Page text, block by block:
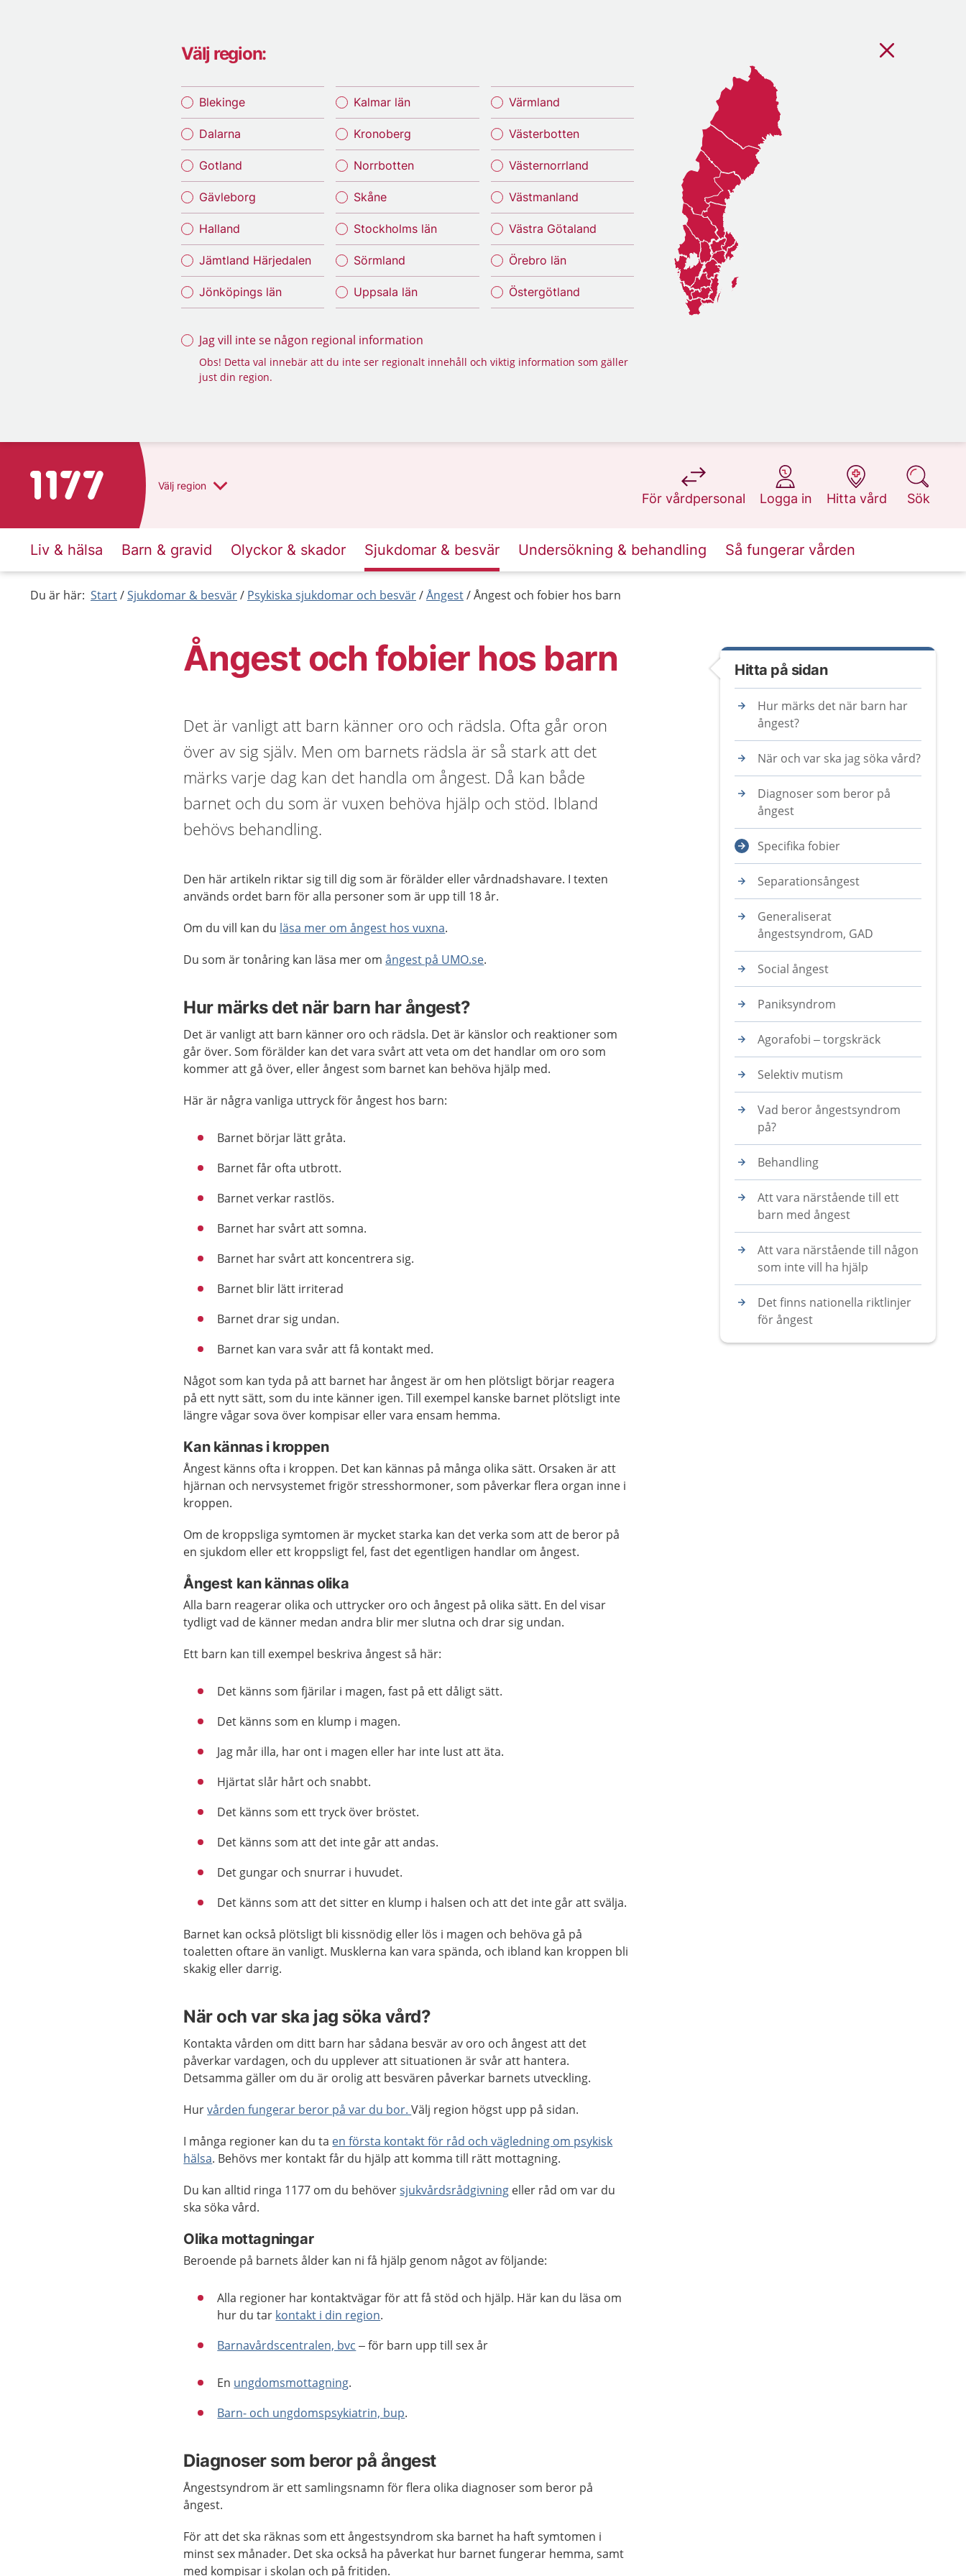
Välj region:
Blekinge
Dalarna
Gotland
Gävleborg
Halland
Jämtland Härjedalen
Jönköpings län
Kalmar län
Kronoberg
Norrbotten
Skåne
Stockholms län
Sörmland
Uppsala län
Värmland
Västerbotten
Västernorrland
Västmanland
Västra Götaland
Örebro län
Östergötland
Jag vill inte se någon regional information
Obs! Detta val innebär att du inte ser regionalt innehåll och viktig information som gäller
just din region.
Till startsidan för 1177 Välj region
För vårdpersonal
på 1177.se
Logga in
på 1177.se
Hitta vård
på 1177.se
Sök
på 1177.se
Liv & hälsa Barn & gravid Olyckor & skador Sjukdomar & besvär Undersökning & behandling Så fungerar vården
Du är här: Start Sjukdomar & besvär Psykiska sjukdomar och besvär Ångest Ångest och fobier hos barn
Ångest och fobier hos barn
Det är vanligt att barn känner oro och rädsla. Ofta går oron
över av sig själv. Men om barnets rädsla är så stark att det
märks varje dag kan det handla om ångest. Då kan både
barnet och du som är vuxen behöva hjälp och stöd. Ibland
behövs behandling.
Den här artikeln riktar sig till dig som är förälder eller vårdnadshavare. I texten
används ordet barn för alla personer som är upp till 18 år.
Om du vill kan du läsa mer om ångest hos vuxna.
Du som är tonåring kan läsa mer omångest på UMO.se.
Hur märks det när barn har ångest?
Det är vanligt att barn känner oro och rädsla. Det är känslor och reaktioner som
går över. Som förälder kan det vara svårt att veta om det handlar om oro som
kommer att gå över, eller ångest som barnet kan behöva hjälp med.
Här är några vanliga uttryck för ångest hos barn:
Barnet börjar lätt gråta.
Barnet får ofta utbrott.
Barnet verkar rastlös.
Barnet har svårt att somna.
Barnet har svårt att koncentrera sig.
Barnet blir lätt irriterad
Barnet drar sig undan.
Barnet kan vara svår att få kontakt med.
Något som kan tyda på att barnet har ångest är om hen plötsligt börjar reagera
på ett nytt sätt, som du inte känner igen. Till exempel kanske barnet plötsligt inte
längre vågar sova över kompisar eller vara ensam hemma.
Kan kännas i kroppen
Ångest känns ofta i kroppen. Det kan kännas på många olika sätt. Orsaken är att
hjärnan och nervsystemet frigör stresshormoner, som påverkar flera organ inne i
kroppen.
Om de kroppsliga symtomen är mycket starka kan det verka som att de beror på
en sjukdom eller ett kroppsligt fel, fast det egentligen handlar om ångest.
Ångest kan kännas olika
Alla barn reagerar olika och uttrycker oro och ångest på olika sätt. En del visar
tydligt vad de känner medan andra blir mer slutna och drar sig undan.
Ett barn kan till exempel beskriva ångest så här:
Det känns som fjärilar i magen, fast på ett dåligt sätt.
Det känns som en klump i magen.
Jag mår illa, har ont i magen eller har inte lust att äta.
Hjärtat slår hårt och snabbt.
Det känns som ett tryck över bröstet.
Det känns som att det inte går att andas.
Det gungar och snurrar i huvudet.
Det känns som att det sitter en klump i halsen och att det inte går att svälja.
Barnet kan också plötsligt bli kissnödig eller lös i magen och behöva gå på
toaletten oftare än vanligt. Musklerna kan vara spända, och ibland kan kroppen bli
skakig eller darrig.
När och var ska jag söka vård?
Kontakta vården om ditt barn har sådana besvär av oro och ångest att det
påverkar vardagen, och du upplever att situationen är svår att hantera.
Detsamma gäller om du är orolig att besvären påverkar barnets utveckling.
Hurvården fungerar beror på var du bor.Välj region högst upp på sidan.
I många regioner kan du ta en första kontakt för råd och vägledning om psykisk
hälsa. Behövs mer kontakt får du hjälp att komma till rätt mottagning.
Du kan alltid ringa 1177 om du behöversjukvårdsrådgivning eller råd om var du
ska söka vård.
Olika mottagningar
Beroende på barnets ålder kan ni få hjälp genom något av följande:
Alla regioner har kontaktvägar för att få stöd och hjälp. Här kan du läsa om
hur du tar kontakt i din region.
Barnavårdscentralen, bvc – för barn upp till sex år
En ungdomsmottagning.
Barn- och ungdomspsykiatrin, bup.
Diagnoser som beror på ångest
Ångestsyndrom är ett samlingsnamn för flera olika diagnoser som beror på
ångest.
För att det ska räknas som ett ångestsyndrom ska barnet ha haft symtomen i
minst sex månader. Det ska också ha påverkat hur barnet fungerar hemma, samt
med kompisar i skolan och på fritiden.
Hitta på sidan
Hur märks det när barn har
ångest?
När och var ska jag söka vård?
Diagnoser som beror på
ångest
Specifika fobier
Separationsångest
Generaliserat
ångestsyndrom, GAD
Social ångest
Paniksyndrom
Agorafobi – torgskräck
Selektiv mutism
Vad beror ångestsyndrom
på?
Behandling
Att vara närstående till ett
barn med ångest
Att vara närstående till någon
som inte vill ha hjälp
Det finns nationella riktlinjer
för ångest